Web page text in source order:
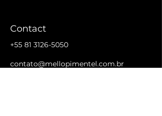
Contact
+55 81 3126-5050
contato@mellopimentel.com.br